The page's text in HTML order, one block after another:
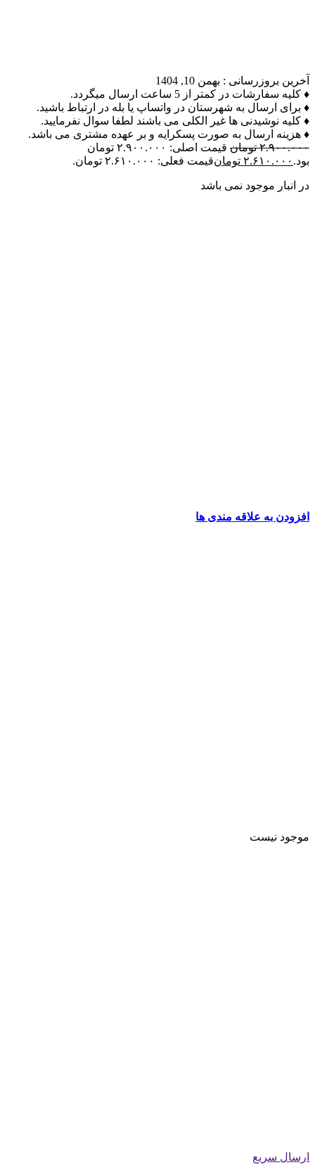
آخرین بروزرسانی : بهمن 10, 1404
♦ کلیه سفارشات در کمتر از 5 ساعت ارسال میگردد.
♦ برای ارسال به شهرستان در واتساپ یا بله در ارتباط باشید.
♦ کلیه نوشیدنی ها غیر الکلی می باشند لطفا سوال نفرمایید.
♦ هزینه ارسال به صورت پسکرایه و بر عهده مشتری می باشد.
۲.۹۰۰.۰۰۰ تومان
قیمت اصلی: ۲.۹۰۰.۰۰۰ تومان
بود. ۲.۶۱۰.۰۰۰ تومانقیمت فعلی: ۲.۶۱۰.۰۰۰ تومان.
در انبار موجود نمی باشد
افزودن به علاقه مندی ها
موجود نیست
ارسال سریع